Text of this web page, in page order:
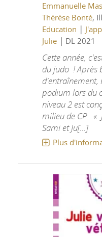
Emmanuelle
Thérèse Bonté,
Education |
Julie| DL 2021
Cette année,
du judo ! Après
d'entraînement,
podium lors du
niveau 2 est
milieu de CP. «
Sami et Ju[...]
Plus